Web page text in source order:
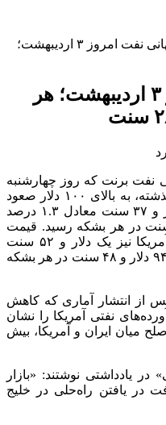
قیمت جهانی نفت امروز ۳ اردیبهشت؛
قیمت جهانی نفت امروز ۳ اردیبهشت؛ هر
نفت برنت که روز چهارشنبه
برای اولین بار در بیش از دو هفته گذشته، به بالای ۱۰۰ دلار صعود
کرد، در معاملات روز جاری یک دلار و ۳۷ سنت معادل ۱.۳ درصد
یافت و به ۱۰۳ دلار و ۲۸ سنت در هر بشکه رسید. قیمت
آتی نفت وست تگزاس اینترمدیت آمریکا نیز یک دلار و ۵۲ سنت
معادل ۱.۶ درصد افزایش یافت و به ۹۴ دلار و ۴۸ سنت در هر بشکه
از انتشار آماری که کاهش
نفتی آمریکا را نشان
میان ایران و آمریکا، بیش
یادداشتی نوشتند: «بازار
در یافتن راه‌حلی در خلیج